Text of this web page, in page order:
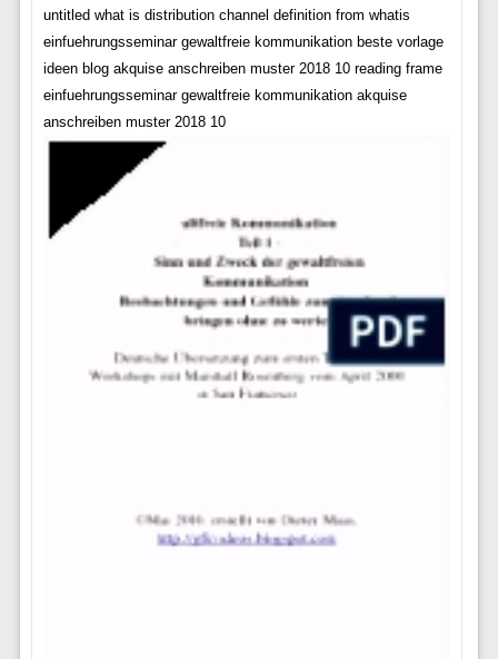
untitled what is distribution channel definition from whatis
einfuehrungsseminar gewaltfreie kommunikation beste vorlage
ideen blog akquise anschreiben muster 2018 10 reading frame
einfuehrungsseminar gewaltfreie kommunikation akquise
anschreiben muster 2018 10